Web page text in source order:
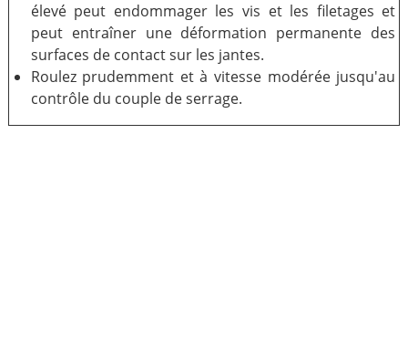
élevé peut endommager les vis et les filetages et
peut entraîner une déformation permanente des
surfaces de contact sur les jantes.
Roulez prudemment et à vitesse modérée jusqu'au
contrôle du couple de serrage.